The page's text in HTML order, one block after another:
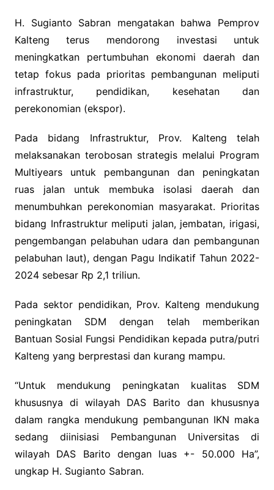
H. Sugianto Sabran mengatakan bahwa Pemprov
Kalteng terus mendorong investasi untuk
meningkatkan pertumbuhan ekonomi daerah dan
tetap fokus pada prioritas pembangunan meliputi
infrastruktur, pendidikan, kesehatan dan
perekonomian (ekspor).
Pada bidang Infrastruktur, Prov. Kalteng telah
melaksanakan terobosan strategis melalui Program
Multiyears untuk pembangunan dan peningkatan
ruas jalan untuk membuka isolasi daerah dan
menumbuhkan perekonomian masyarakat. Prioritas
bidang Infrastruktur meliputi jalan, jembatan, irigasi,
pengembangan pelabuhan udara dan pembangunan
pelabuhan laut), dengan Pagu Indikatif Tahun 2022-
2024 sebesar Rp 2,1 triliun.
Pada sektor pendidikan, Prov. Kalteng mendukung
peningkatan SDM dengan telah memberikan
Bantuan Sosial Fungsi Pendidikan kepada putra/putri
Kalteng yang berprestasi dan kurang mampu.
“Untuk mendukung peningkatan kualitas SDM
khususnya di wilayah DAS Barito dan khususnya
dalam rangka mendukung pembangunan IKN maka
sedang diinisiasi Pembangunan Universitas di
wilayah DAS Barito dengan luas +- 50.000 Ha”,
ungkap H. Sugianto Sabran.